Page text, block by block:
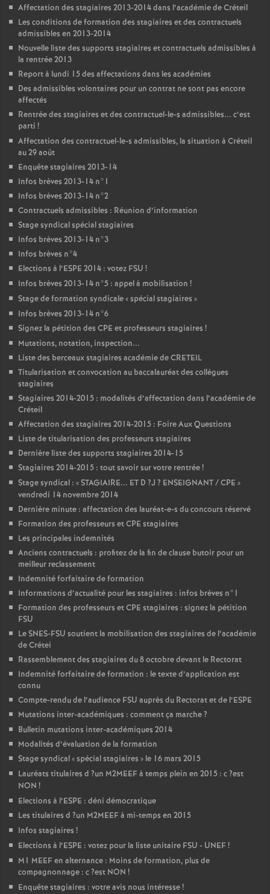
Affectation des stagiaires 2013-2014 dans l’académie de Créteil
Les conditions de formation des stagiaires et des contractuels
admissibles en 2013-2014
Nouvelle liste des supports stagiaires et contractuels admissibles à
la rentrée 2013
Report à lundi 15 des affectations dans les académies
Des admissibles volontaires pour un contrat ne sont pas encore
affectés
Rentrée des stagiaires et des contractuel-le-s admissibles... c’est
parti !
Affectation des contractuel-le-s admissibles, la situation à Créteil
au 29 août
Enquête stagiaires 2013-14
Infos brèves 2013-14 n°1
Infos brèves 2013-14 n°2
Contractuels admissibles : Réunion d’information
Stage syndical spécial stagiaires
Infos brèves 2013-14 n°3
Infos brèves n°4
Elections à l’ESPE 2014 : votez FSU !
Infos brèves 2013-14 n°5 : appel à mobilisation !
Stage de formation syndicale «spécial stagiaires »
Infos brèves 2013-14 n°6
Signez la pétition des CPE et professeurs stagiaires !
Mutations, notation, inspection...
Liste des berceaux stagiaires académie deCRETEIL
Titularisation et convocation au baccalauréat des collègues
stagiaires
Stagiaires 2014-2015 : modalités d’affectation dans l’académie de
Créteil
Affectation des stagiaires 2014-2015 : Foire Aux Questions
Liste de titularisation des professeurs stagiaires
Dernière liste des supports stagiaires 2014-15
Stagiaires 2014-2015 : tout savoir sur votre rentrée!
Stage syndical : «STAGIAIRE... ET D ?J ? ENSEIGNANT/CPE »
vendredi 14 novembre 2014
Dernière minute : affectation des lauréat-e-s du concours réservé
Formation des professeurs etCPE stagiaires
Les principales indemnités
Anciens contractuels : profitez de la fin de clause butoir pour un
meilleur reclassement
Indemnité forfaitaire de formation
Informations d’actualité pour les stagiaires : infos brèves n°1
Formation des professeurs etCPE stagiaires : signez la pétition
FSU
LeSNES-FSU soutient la mobilisation des stagiaires de l’académie
de Crétei
Rassemblement des stagiaires du 8 octobre devant le Rectorat
Indemnité forfaitaire de formation : le texte d’application est
connu
Compte-rendu de l’audience FSU auprès du Rectorat et de l’ESPE
Mutations inter-académiques : comment ça marche?
Bulletin mutations inter-académiques 2014
Modalités d’évaluation de la formation
Stage syndical «spécial stagiaires » le 16 mars 2015
Lauréats titulaires d ?un M2MEEFà temps plein en 2015 : c?est
NON !
Elections à l’ESPE : déni démocratique
Les titulaires d ?un M2MEEFà mi-temps en 2015
Infos stagiaires !
Elections à l’ESPE : votez pour la liste unitaire FSU - UNEF!
M1 MEEFen alternance : Moins de formation, plus de
compagnonnage : c?est NON !
Enquête stagiaires : votre avis nous intéresse!